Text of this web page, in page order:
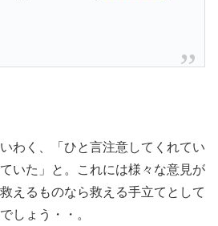
わく、「ひと言注意してくれてい
いた」と。これには様々な意見が
えるものなら救える手立てとして
しょう・・。